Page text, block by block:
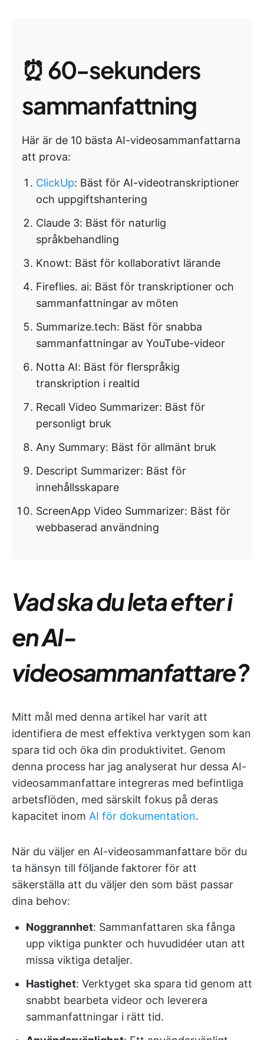
⏰ 60-sekunders
sammanfattning
Här är de 10 bästa AI-videosammanfattarna
att prova:
ClickUp: Bäst för AI-videotranskriptioner
och uppgiftshantering
Claude 3: Bäst för naturlig
språkbehandling
Knowt: Bäst för kollaborativt lärande
Fireflies. ai: Bäst för transkriptioner och
sammanfattningar av möten
Summarize.tech: Bäst för snabba
sammanfattningar av YouTube-videor
Notta AI: Bäst för flerspråkig
transkription i realtid
Recall Video Summarizer: Bäst för
personligt bruk
Any Summary: Bäst för allmänt bruk
Descript Summarizer: Bäst för
innehållsskapare
ScreenApp Video Summarizer: Bäst för
webbaserad användning
Vad ska du leta efter i
en AI-
videosammanfattare?
Mitt mål med denna artikel har varit att
identifiera de mest effektiva verktygen som kan
spara tid och öka din produktivitet. Genom
denna process har jag analyserat hur dessa AI-
videosammanfattare integreras med befintliga
arbetsflöden, med särskilt fokus på deras
kapacitet inom AI för dokumentation.
När du väljer en AI-videosammanfattare bör du
ta hänsyn till följande faktorer för att
säkerställa att du väljer den som bäst passar
dina behov:
Noggrannhet: Sammanfattaren ska fånga
upp viktiga punkter och huvudidéer utan att
missa viktiga detaljer.
Hastighet: Verktyget ska spara tid genom att
snabbt bearbeta videor och leverera
sammanfattningar i rätt tid.